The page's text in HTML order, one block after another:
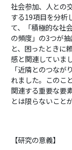
社会参加、人との
する19項目を分析
て、「積極的な社
の頻度」の3つが
と、困ったときに
感と関連していま
「近隣とのつな
れました。このこ
関連する重要な要
とは限らないこと
【研究の意義】